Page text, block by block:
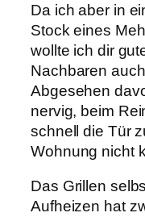
Da ich aber in
Stock eines
wollte ich dir
Nachbaren
Abgesehen
nervig, beim
schnell die Tür
Wohnung nicht
Das Grillen
Aufheizen hat